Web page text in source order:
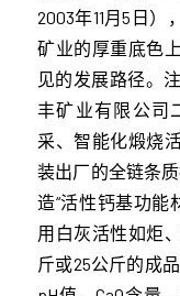
2003年11月5日
矿业的厚重底色
见的发展路径。
丰矿业有限公司
采、智能化煅烧
装出厂的全链条
造“活性钙基功能
用白灰活性如炬
斤或25公斤的成